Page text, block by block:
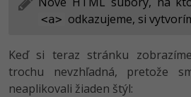
<a> odkazujeme, si
Keď si teraz stránku
trochu nevzhľadná, pretože
neaplikovali žiaden štýl: